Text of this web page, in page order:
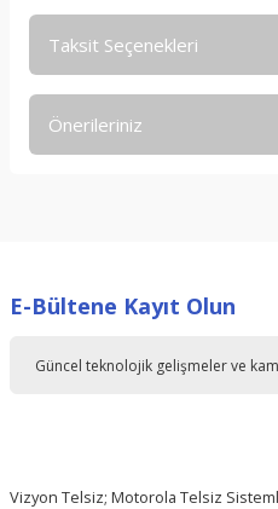
Taksit Seçenekleri
Önerileriniz
Ürün resmi kalitesiz, bozuk
E-Bültene Kayıt Olun
Vizyon Telsiz; Motorola Telsiz